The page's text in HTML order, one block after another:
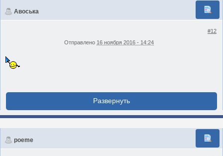
Авоська
#12
Отправлено 16 ноября 2016 - 14:24
poeme